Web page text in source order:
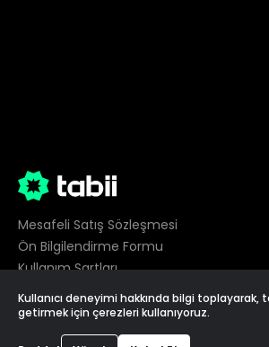
Mesafeli Satış Sözleşmesi
Ön Bilgilendirme Formu
Kullanım Şartları
Gizlilik
Çerez Tercihleri
Kullanıcı deneyimi hakkında bilgi toplayarak,
getirmek için çerezleri kullanıyoruz.